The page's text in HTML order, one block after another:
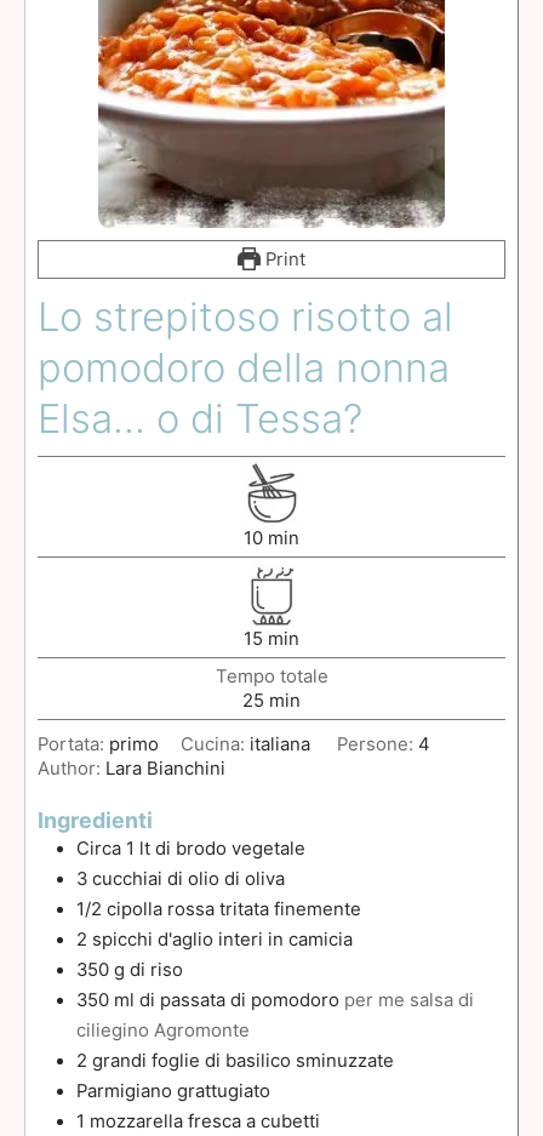
Print
Lo strepitoso risotto al
pomodoro della nonna
Elsa... o di Tessa?
10 min
15 min
Tempo totale
25 min
Portata: primo Cucina: italiana Persone: 4
Author: Lara Bianchini
Ingredienti
Circa 1 lt di brodo vegetale
3 cucchiai di olio di oliva
1/2 cipolla rossa tritata finemente
2 spicchi d'aglio interi in camicia
350 g di riso
350 ml di passata di pomodoro per me salsa di
ciliegino Agromonte
2 grandi foglie di basilico sminuzzate
Parmigiano grattugiato
1 mozzarella fresca a cubetti